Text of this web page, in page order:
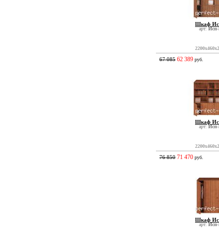
арт:Исп-
Шкаф
арт:Исп-
67 085 62 389 руб.
Шкаф
арт:Исп-
76 850 71 470 руб.
Шкаф